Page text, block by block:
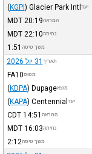
יעד Glacier Park Intl
(KGPI)
המראה20:19
MDT
נחיתה22:10
MDT
משך טיסה 1:51
תאריך 31 יול 2026
מטוסFA10
מוצאDupage
(KDPA)
יעד Centennial
(KAPA)
המראה 14:51
CDT
נחיתה16:03
MDT
משך טיסה2:12